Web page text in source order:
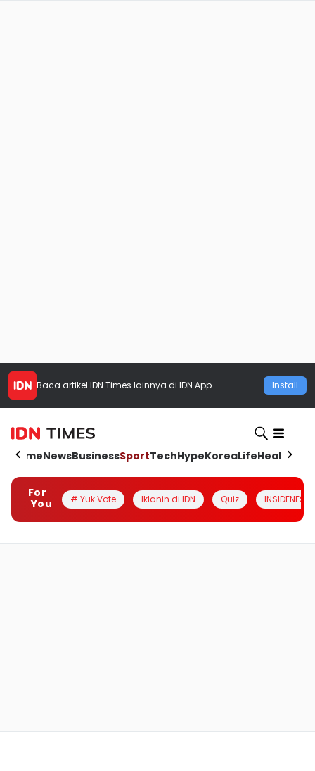
Baca artikel IDN Times lainnya di IDN App Install
HomeNewsBusinessSportTechHypeKoreaLifeHealth
For
You
# Yuk Vote Iklanin di IDN Quiz INSIDENESIA